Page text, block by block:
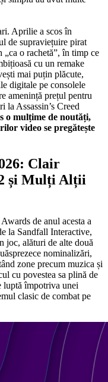
Aprilie a scos în
de supraviețuire pirat
o rachetă”, în timp ce
cu un remake
mai puțin plăcute,
digitale pe consolele
amenință prețul pentru
la Assassin’s Creed
o mulțime de noutăți,
video se pregătește
Clair
și Mulți Alții
de anul acesta a
la Sandfall Interactive,
joc, alături de alte două
nominalizări,
zone precum muzica și
cu povestea sa plină de
luptă împotriva unei
clasic de combat pe